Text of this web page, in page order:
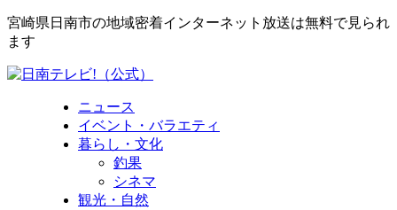
宮崎県日南市の地域密着インターネット放送は無料で見られ
ます
ニュース
イベント・バラエティ
暮らし・文化
釣果
シネマ
観光・自然